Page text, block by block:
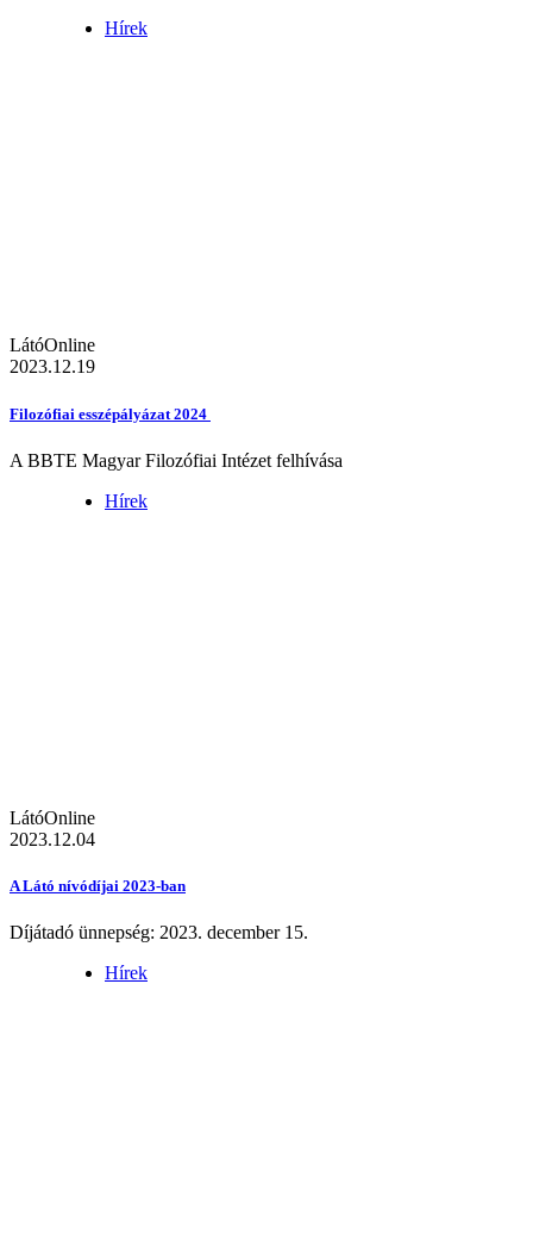
Hírek
LátóOnline
2023.12.19
Filozófiai esszépályázat 2024
A BBTE Magyar Filozófiai Intézet felhívása
Hírek
LátóOnline
2023.12.04
A Látó nívódíjai 2023-ban
Díjátadó ünnepség: 2023. december 15.
Hírek